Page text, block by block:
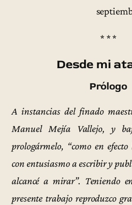
* * *
Desde mi
Prólogo
A instancias del finado
Manuel Mejía Vallejo, y
prologármelo, “como en
con entusiasmo a escribir y
alcancé a mirar”. Teniendo
presente trabajo reproduzco